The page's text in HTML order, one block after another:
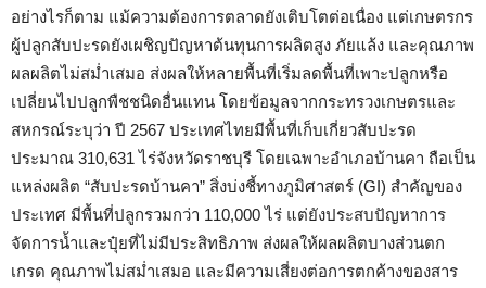
อย่างไรก็ตาม แม้ความต้องการตลาดยังเติบโตต่อเนื่อง แต่เกษตรกร
ผู้ปลูกสับปะรดยังเผชิญปัญหาต้นทุนการผลิตสูง ภัยแล้ง และคุณภาพ
ผลผลิตไม่สม่ำเสมอ ส่งผลให้หลายพื้นที่เริ่มลดพื้นที่เพาะปลูกหรือ
เปลี่ยนไปปลูกพืชชนิดอื่นแทน โดยข้อมูลจากกระทรวงเกษตรและ
สหกรณ์ระบุว่า ปี 2567 ประเทศไทยมีพื้นที่เก็บเกี่ยวสับปะรด
ประมาณ 310,631 ไร่จังหวัดราชบุรี โดยเฉพาะอำเภอบ้านคา ถือเป็น
แหล่งผลิต “สับปะรดบ้านคา” สิ่งบ่งชี้ทางภูมิศาสตร์ (GI) สำคัญของ
ประเทศ มีพื้นที่ปลูกรวมกว่า 110,000 ไร่ แต่ยังประสบปัญหาการ
จัดการน้ำและปุ๋ยที่ไม่มีประสิทธิภาพ ส่งผลให้ผลผลิตบางส่วนตก
เกรด คุณภาพไม่สม่ำเสมอ และมีความเสี่ยงต่อการตกค้างของสาร